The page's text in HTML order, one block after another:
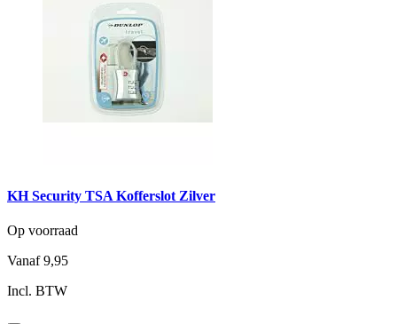
KH Security TSA Kofferslot Zilver
Op voorraad
Vanaf 9,95
Incl. BTW